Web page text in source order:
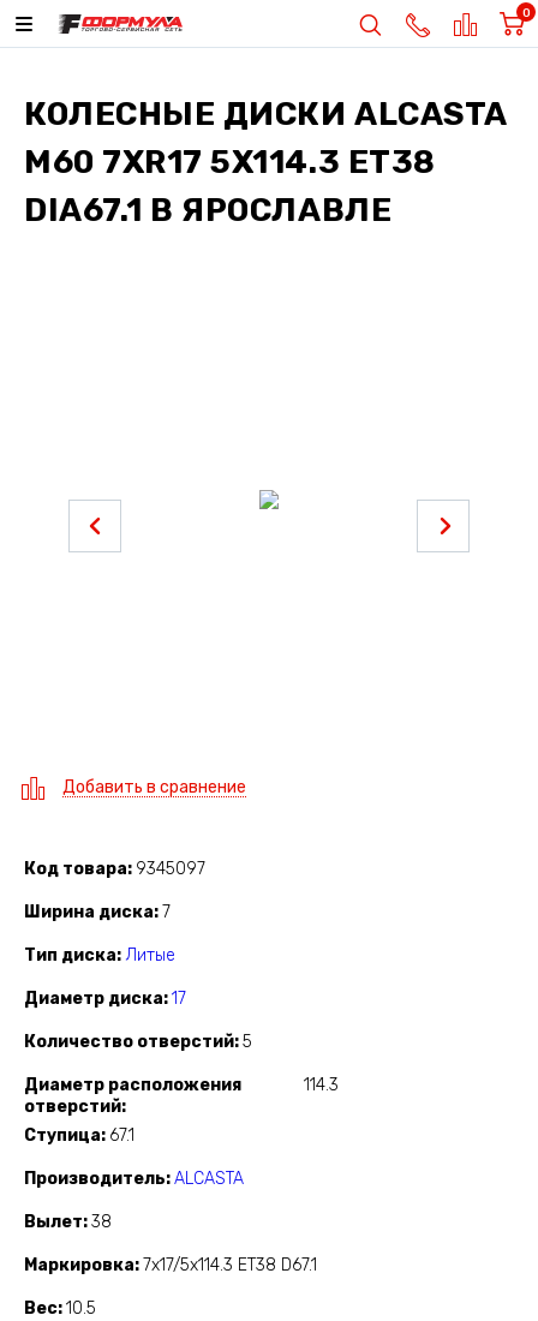
0
КОЛЕСНЫЕ ДИСКИALCASTA
M60 7XR17 5X114.3 ET38
DIA67.1 В ЯРОСЛАВЛЕ
Добавить в сравнение
Код товара 9345097
Ширина диска 7
Тип диска Литые
Диаметр диска 17
Количество отверстий 5
Диаметр расположения
отверстий
114.3
Ступица 67.1
Производитель ALCASTA
Вылет 38
Маркировка 7x17/5x114.3 ET38 D67.1
Вес 10.5